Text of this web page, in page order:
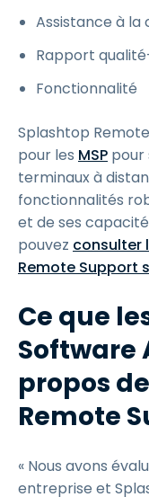
Assistance à la
Rapport
Fonctionnalité
Splashtop
pour les MSP pour
terminaux à
fonctionnalités
et de ses
pouvez consulter
Remote Support
Ce que
Software
propos
Remote
« Nous avons
entreprise et